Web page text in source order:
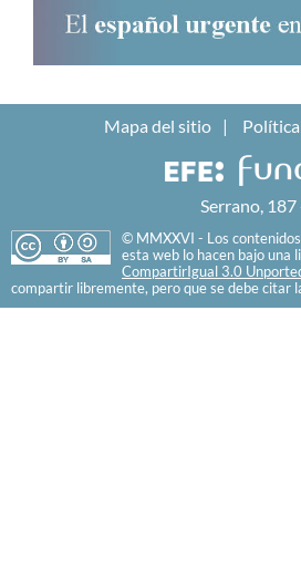
Mapa del sitio
Serrano,
© MMXXVI - Los
esta web lo hacen bajo una
CompartirIgual 3.0
compartir libremente, pero que se debe citar